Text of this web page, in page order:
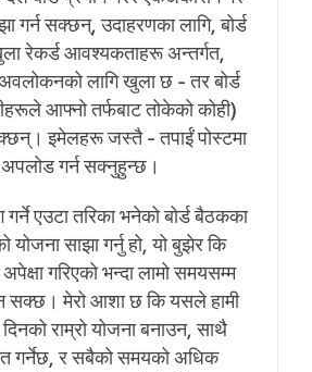
गर्न सक्छन्, उदाहरणका लागि, बोर्ड
रेकर्ड आवश्यकताहरू अन्तर्गत,
लागि खुला छ - तर बोर्ड
आफ्नो तर्फबाट तोकेको कोही)
इमेलहरू जस्तै - तपाईं पोस्टमा
गर्न सक्नुहुन्छ।
एउटा तरिका भनेको बोर्ड बैठकका
साझा गर्नु हो, यो बुझेर कि
गरिएको भन्दा लामो समयसम्म
सक्छ। मेरो आशा छ कि यसले हामी
राम्रो योजना बनाउन, साथै
गर्नेछ, र सबैको समयको अधिक